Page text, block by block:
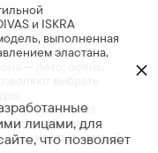
и ISKRA
выполненная
эластана,
туника станет
образа.
и свежестью каждый
лицами, для
что позволяет
×